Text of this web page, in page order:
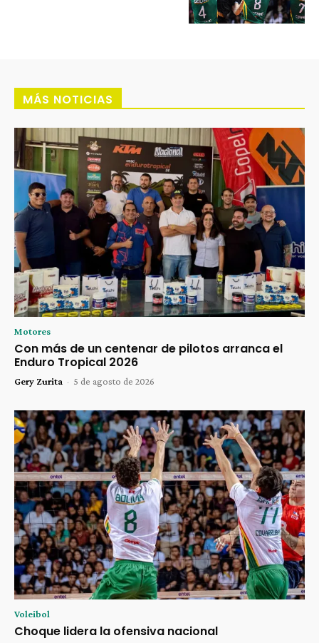
MÁS NOTICIAS
Motores
Con más de un centenar de pilotos arranca el
Enduro Tropical 2026
Gery Zurita - 5 de agosto de 2026
Voleibol
Choque lidera la ofensiva nacional